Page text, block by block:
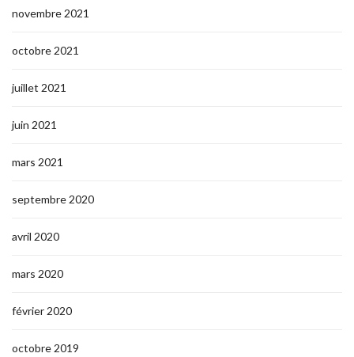
novembre 2021
octobre 2021
juillet 2021
juin 2021
mars 2021
septembre 2020
avril 2020
mars 2020
février 2020
octobre 2019